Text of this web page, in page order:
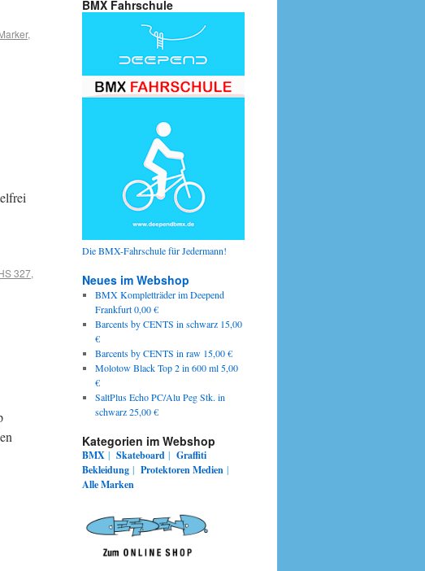
,
327,
BMX Fahrschule
Die BMX-Fahrschule für Jedermann!
Neues im Webshop
BMX Kompletträder im Deepend
Frankfurt 0,00 €
Barcents by CENTS in schwarz 15,00
€
Barcents by CENTS in raw 15,00 €
Molotow Black Top 2 in 600 ml 5,00
€
SaltPlus Echo PC/Alu Peg Stk. in
schwarz 25,00 €
Kategorien im Webshop
BMX | Skateboard | Graffiti
Bekleidung | ProtektorenMedien |
Alle Marken